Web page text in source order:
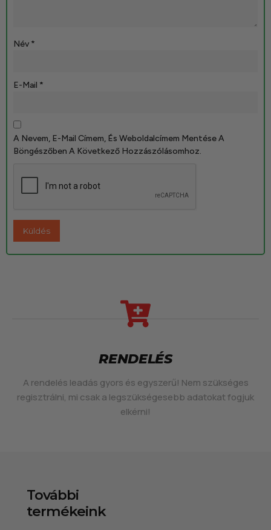
Név *
E-Mail *
A Nevem, E-Mail Címem, És Weboldalcímem Mentése A
Böngészőben A Következő Hozzászólásomhoz.
RENDELÉS
A rendelés leadás gyors és egyszerű! Nem szükséges
regisztrálni, mi csak a legszükségesebb adatokat fogjuk
elkérni!
További
termékeink